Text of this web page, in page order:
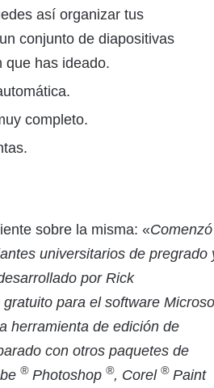
así organizar tus
conjunto de diapositivas
que has ideado.
completo.
sobre la misma: «
universitarios de pregrado
por Rick
para el software
herramienta de edición de
con otros paquetes de
®Photoshop ®, Corel ®Paint